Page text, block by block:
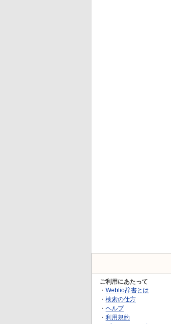
ご利用にあたって
・ Weblio辞書とは
・ 検索の仕方
・ ヘルプ
・ 利用規約